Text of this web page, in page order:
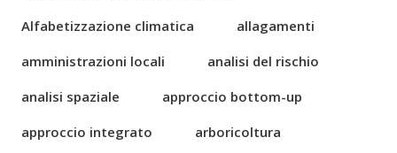
Alfabetizzazione climatica
allagamenti
amministrazioni locali
analisi del rischio
analisi spaziale
approccio bottom-up
approccio integrato
arboricoltura